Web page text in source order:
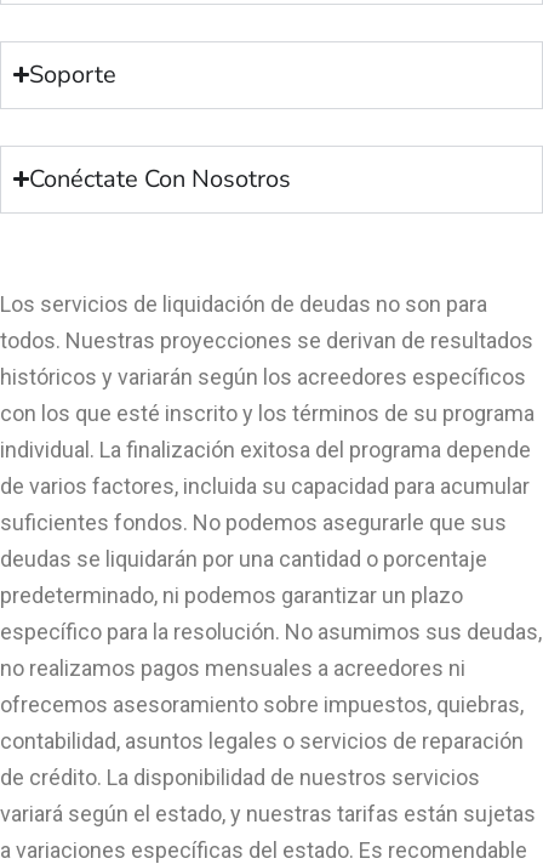
Soporte
Conéctate Con Nosotros
Los servicios de liquidación de deudas no son para
todos. Nuestras proyecciones se derivan de resultados
históricos y variarán según los acreedores específicos
con los que esté inscrito y los términos de su programa
individual. La finalización exitosa del programa depende
de varios factores, incluida su capacidad para acumular
suficientes fondos. No podemos asegurarle que sus
deudas se liquidarán por una cantidad o porcentaje
predeterminado, ni podemos garantizar un plazo
específico para la resolución. No asumimos sus deudas,
no realizamos pagos mensuales a acreedores ni
ofrecemos asesoramiento sobre impuestos, quiebras,
contabilidad, asuntos legales o servicios de reparación
de crédito. La disponibilidad de nuestros servicios
variará según el estado, y nuestras tarifas están sujetas
a variaciones específicas del estado. Es recomendable